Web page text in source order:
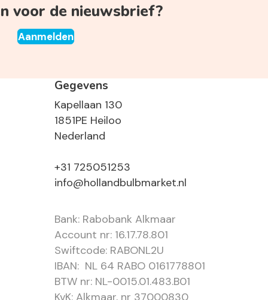
voor de nieuwsbrief?
Aanmelden
Gegevens
Kapellaan 130
1851PE Heiloo
Nederland
+31 725051253
info@hollandbulbmarket.nl
Bank: Rabobank Alkmaar
Account nr: 16.17.78.801
Swiftcode: RABONL2U
IBAN: NL 64 RABO 0161778801
BTW nr: NL-0015.01.483.B01
KvK: Alkmaar, nr 37000830